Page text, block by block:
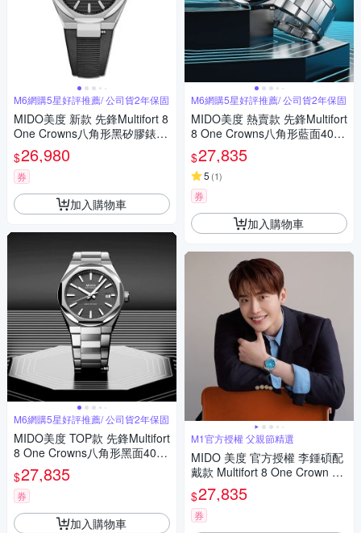
M6網購5星好評推薦/ 公司貨2年保固
MIDO美度 新款 先鋒Multifort 8
One Crowns八角形黑矽膠錶帶
40㎜ M6(M0555071705100)
$26,980
券
加入購物車
M6網購5星好評推薦/ 公司貨2年保固
MIDO美度 TOP款 先鋒Multifort
8 One Crowns八角形黑面40㎜
M6(M0555071105100)
$27,835
券
加入購物車
M6網購5星好評推薦/ 公司貨2年保固
MIDO美度 熱賣款 先鋒Multifort
8 One Crowns八角形藍面40㎜
M6(M0555071104100)
$27,835
5 (1)
券
加入購物車
M1官方授權 父親節精選
MIDO 美度 官方授權 李鍾碩配
戴款 Multifort 8 One Crown 先
鋒系列 幾何八角機械錶 寵爸時
刻 送禮推薦-藍 M0555071104
100
$27,835
券